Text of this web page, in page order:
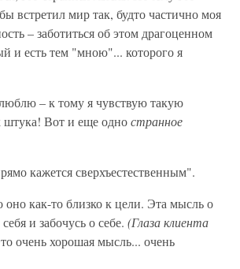
встретил мир так, будто частично моя
– заботиться об этом драгоценном
и есть тем "мною"... которого я
– к тому я чувствую такую
штука! Вот и еще одностранное
кажется сверхъестественным".
как-то близко к цели. Эта мысль о
и забочусь о себе. (Глаза клиента
очень хорошая мысль... очень